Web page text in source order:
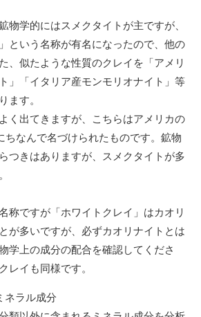
物学的にはスメクタイトが主ですが、
という名称が有名になったので、他の
、似たような性質のクレイを「アメリ
」「イタリア産モンモリオナイト」等
ます。
く出てきますが、こちらはアメリカの
ちなんで名づけられたものです。鉱物
つきはありますが、スメクタイトが多
称ですが「ホワイトクレイ」はカオリ
が多いですが、必ずカオリナイトとは
学上の成分の配合を確認してくださ
レイも同様です。
ネラル成分